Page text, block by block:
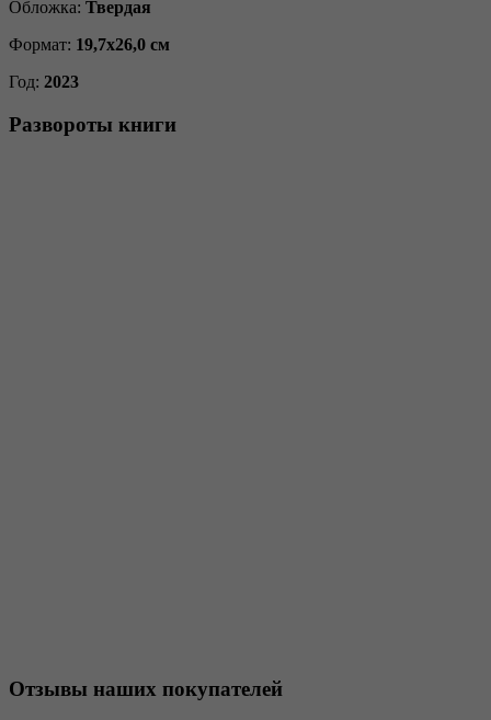
Обложка: Твердая
Формат: 19,7х26,0 см
Год: 2023
Развороты книги
Отзывы наших покупателей